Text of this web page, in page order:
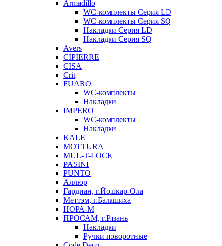
Armadillo
WC-комплекты Серия LD
WC-комплекты Серия SQ
Накладки Серия LD
Накладки Серия SQ
Avers
CIPIERRE
CISA
Crit
FUARO
WC-комплекты
Накладки
IMPERO
WC-комплекты
Накладки
KALE
MOTTURA
MUL-T-LOCK
PASINI
PUNTO
Аллюр
Гардиан, г.Йошкар-Ола
Меттэм, г.Балашиха
НОРА-М
ПРОСАМ, г.Рязань
Накладки
Ручки поворотные